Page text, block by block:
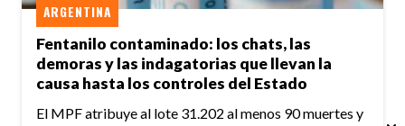
Fentanilo contaminado: los chats, las
demoras y las indagatorias que llevan la
causa hasta los controles del Estado
ARGENTINA
El MPF atribuye al lote 31.202 al menos 90 muertes y